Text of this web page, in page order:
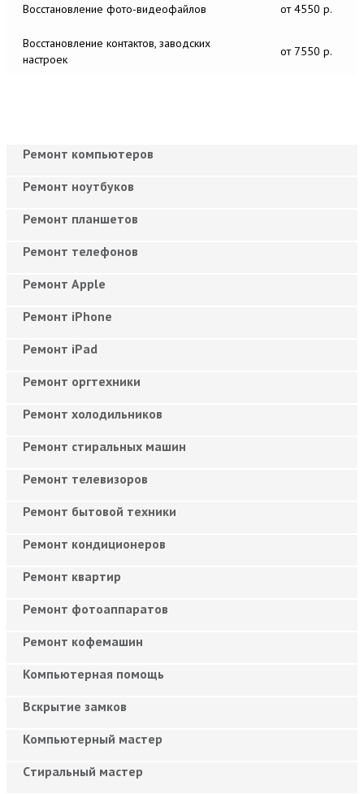
Восстановление фото-видеофайлов от 4550 р.
Восстановление контактов, заводских
настроек
от 7550 р.
Ремонт компьютеров
Ремонт ноутбуков
Ремонт планшетов
Ремонт телефонов
Ремонт Apple
Ремонт iPhone
Ремонт iPad
Ремонт оргтехники
Ремонт холодильников
Ремонт стиральных машин
Ремонт телевизоров
Ремонт бытовой техники
Ремонт кондиционеров
Ремонт квартир
Ремонт фотоаппаратов
Ремонт кофемашин
Компьютерная помощь
Вскрытие замков
Компьютерный мастер
Cтиральный мастер